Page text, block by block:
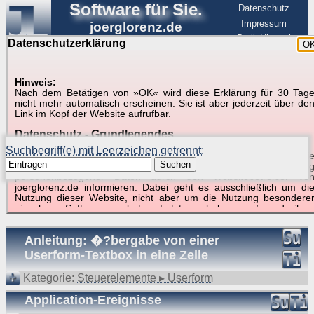
Datenschutzerklärung
Hinweis:
Nach dem Betätigen von »OK« wird diese Erklärung für 30 Tage
nicht mehr automatisch erscheinen. Sie ist aber jederzeit über den
Link im Kopf der Website aufrufbar.
Datenschutz - Grundlegendes
Diese Datenschutzerklärung soll die Nutzer dieser Website über die
Art, den Umfang und den Zweck der Erhebung und Verwendung
personenbezogener Daten durch den Websitebetreiber von
joerglorenz.de informieren. Dabei geht es ausschließlich um die
Nutzung dieser Website, nicht aber um die Nutzung besonderer
einzelner Softwareangebote. Letztere haben aufgrund ihrer
gespeichert werden müssen, die für das Funktionieren erforderlich
sind. Hier ist es wichtig, dass Sie selbst zum Testen dieser
Funktionen möglichst erfundene Daten verwenden. Ansonsten wird
auf die spezifischen Besonderheiten beim jeweiligen Angebot
gesondert hingewiesen.
Generell gilt: Wenn Sie ein Angebot bei den Add-Ins nutzen, bei
dem Daten übertragen werden, werden diese Daten auf dem
Software für Sie.
joerglorenz.de
Datenschutz
Impressum
BerlinHimmel
Suche in Beispielen und Tipps zu Excel und
VBA
Suchbegriff(e) mit Leerzeichen getrennt:
Suchen
Suchergebnisse (19 Treffer, 1 Begriff)
Anleitung: �?bergabe von einer
Userform-Textbox in eine Zelle
Kategorie: Steuerelemente ▸ Userform
Application-Ereignisse